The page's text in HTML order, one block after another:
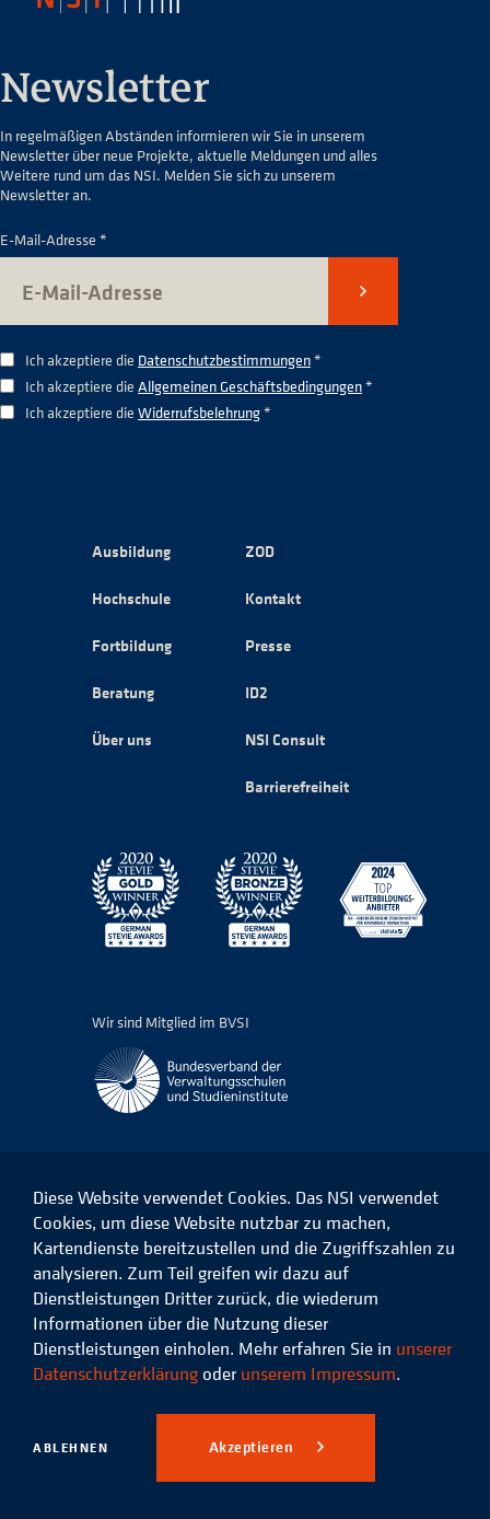
Newsletter
In regelmäßigen Abständen informieren wir Sie in unserem
Newsletter über neue Projekte, aktuelle Meldungen und alles
Weitere rund um das NSI. Melden Sie sich zu unserem
Newsletter an.
E-Mail-Adresse *
Senden
Ich akzeptiere die Datenschutzbestimmungen*
Ich akzeptiere die Allgemeinen Geschäftsbedingungen*
Ich akzeptiere die Widerrufsbelehrung*
Ausbildung
Hochschule
Fortbildung
Beratung
Über uns
ZOD
Kontakt
Presse
ID2
NSI Consult
Barrierefreiheit
Wir sind Mitglied im BVSI
Das
NSI
Facebook
Das
NSI
auf
LinkedIn
Das
NSI
auf
Instagram
Das
Xing
© 2026 Niedersächsisches
Studieninstitut für kommunale
Verwaltung e.V.
Datenschutz Impressum
Diese Website verwendet Cookies. Das NSI verwendet
Cookies, um diese Website nutzbar zu machen,
Kartendienste bereitzustellen und die Zugriffszahlen zu
analysieren. Zum Teil greifen wir dazu auf
Dienstleistungen Dritter zurück, die wiederum
Informationen über die Nutzung dieser
Dienstleistungen einholen. Mehr erfahren Sie in unserer
Datenschutzerklärung oder unserem Impressum.
ABLEHNEN Akzeptieren